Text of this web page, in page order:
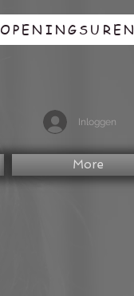
OPENINGSUREN
Inloggen
More